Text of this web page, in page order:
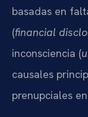
basadas en
(financial
inconsciencia (
causales
prenupciales